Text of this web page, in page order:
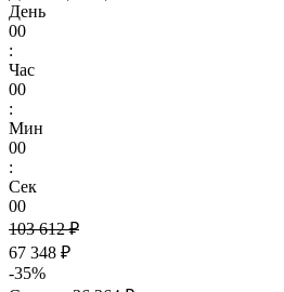
День
00
:
Час
00
:
Мин
00
:
Сек
00
103 612 ₽
67 348 ₽
-35%